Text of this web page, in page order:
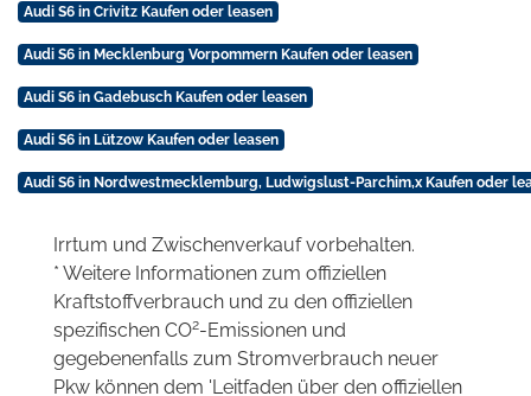
Audi S6 in Crivitz Kaufen oder leasen
Audi S6 in Mecklenburg Vorpommern Kaufen oder leasen
Audi S6 in Gadebusch Kaufen oder leasen
Audi S6 in Lützow Kaufen oder leasen
Audi S6 in Nordwestmecklemburg, Ludwigslust-Parchim,x Kaufen oder
Irrtum und Zwischenverkauf vorbehalten.
* Weitere Informationen zum offiziellen
Kraftstoffverbrauch und zu den offiziellen
spezifischen CO2-Emissionen und
gegebenenfalls zum Stromverbrauch neuer
Pkw können dem 'Leitfaden über den offiziellen